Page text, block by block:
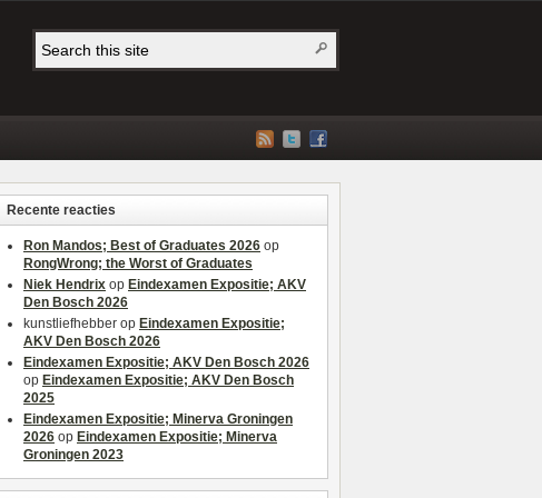
Recente reacties
Ron Mandos; Best of Graduates 2026 op
RongWrong; the Worst of Graduates
Niek Hendrix op Eindexamen Expositie; AKV
Den Bosch 2026
kunstliefhebber op Eindexamen Expositie;
AKV Den Bosch 2026
Eindexamen Expositie; AKV Den Bosch 2026
op Eindexamen Expositie; AKV Den Bosch
2025
Eindexamen Expositie; Minerva Groningen
2026 op Eindexamen Expositie; Minerva
Groningen 2023